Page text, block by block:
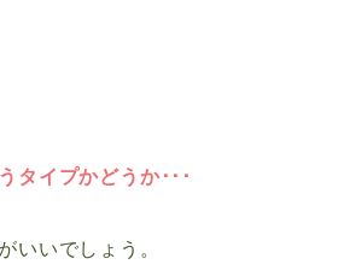
タイプかどうか･･･
いいでしょう。